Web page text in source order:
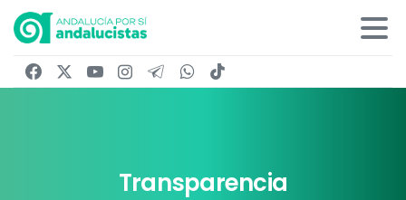
Transparencia